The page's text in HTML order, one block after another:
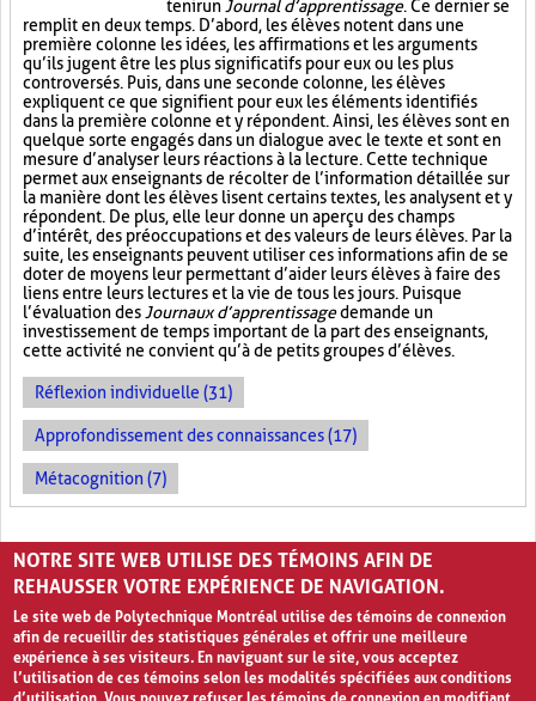
tenir un Journal d’apprentissage. Ce dernier se
remplit en deux temps. D’abord, les élèves notent dans une
première colonne les idées, les affirmations et les arguments
qu’ils jugent être les plus significatifs pour eux ou les plus
controversés. Puis, dans une seconde colonne, les élèves
expliquent ce que signifient pour eux les éléments identifiés
dans la première colonne et y répondent. Ainsi, les élèves sont en
quelque sorte engagés dans un dialogue avec le texte et sont en
mesure d’analyser leurs réactions à la lecture. Cette technique
permet aux enseignants de récolter de l’information détaillée sur
la manière dont les élèves lisent certains textes, les analysent et y
répondent. De plus, elle leur donne un aperçu des champs
d’intérêt, des préoccupations et des valeurs de leurs élèves. Par la
suite, les enseignants peuvent utiliser ces informations afin de se
doter de moyens leur permettant d’aider leurs élèves à faire des
liens entre leurs lectures et la vie de tous les jours. Puisque
l’évaluation des Journaux d’apprentissagedemande un
investissement de temps important de la part des enseignants,
cette activité ne convient qu’à de petits groupes d’élèves.
Réflexion individuelle (31)
Approfondissement des connaissances (17)
Métacognition (7)
PAGES
1 2 › »
NOTRE SITE WEB UTILISE DES TÉMOINS AFIN DE
REHAUSSER VOTRE EXPÉRIENCE DE NAVIGATION.
Le site web de Polytechnique Montréal utilise des témoins de connexion
afin de recueillir des statistiques générales et offrir une meilleure
expérience à ses visiteurs. En naviguant sur le site, vous acceptez
l’utilisation de ces témoins selon les modalités spécifiées aux conditions